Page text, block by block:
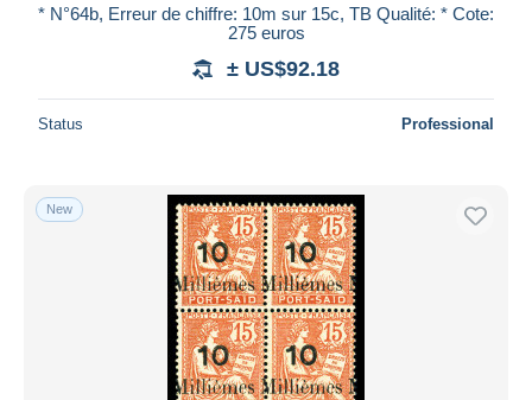
* N°64b, Erreur de chiffre: 10m sur 15c, TB Qualité: * Cote:
275 euros
± US$92.18
Status Professional
New